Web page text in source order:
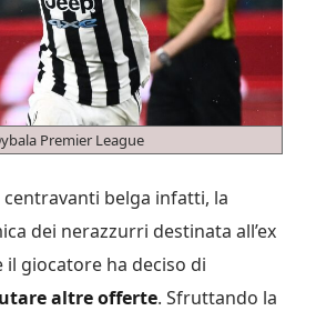
Premier League
centravanti belga infatti, la
dei nerazzurri destinata all’ex
il giocatore ha deciso di
altre offerte. Sfruttando la